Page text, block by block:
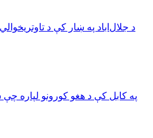
د جلال‌اباد په ښار کې د
په کابل کې د هغو کورونو لپاره